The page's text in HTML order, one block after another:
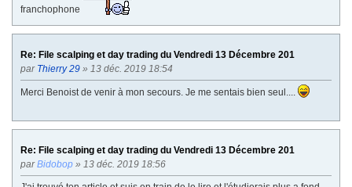
franchophone
Re: File scalping et day trading du Vendredi 13 Décembre 201
par Thierry 29 » 13 déc. 2019 18:54
Merci Benoist de venir à mon secours. Je me sentais bien seul....
Re: File scalping et day trading du Vendredi 13 Décembre 201
parBidobop » 13 déc. 2019 18:56